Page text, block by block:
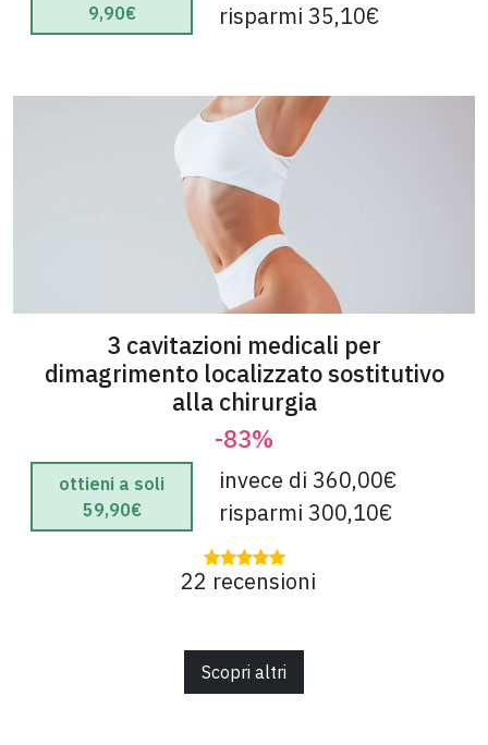
9,90€
risparmi 35,10€
3 cavitazioni medicali per
dimagrimento localizzato sostitutivo
alla chirurgia
-83%
ottieni a soli
59,90€
invece di 360,00€
risparmi 300,10€
22 recensioni
Scopri altri